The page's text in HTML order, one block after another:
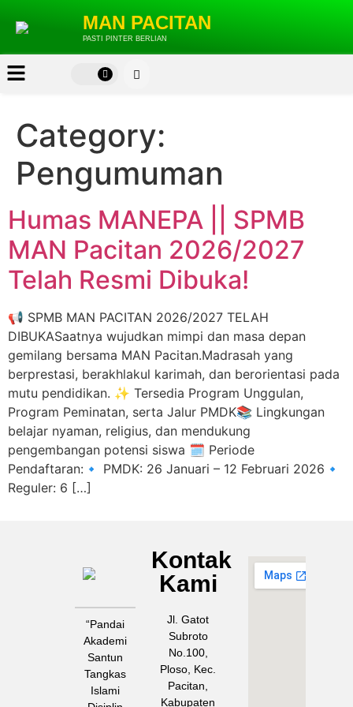
MAN PACITAN
PASTI PINTER BERLIAN
Category:
Pengumuman
Humas MANEPA || SPMB
MAN Pacitan 2026/2027
Telah Resmi Dibuka!
📢 SPMB MAN PACITAN 2026/2027 TELAH
DIBUKASaatnya wujudkan mimpi dan masa depan
gemilang bersama MAN Pacitan.Madrasah yang
berprestasi, berakhlakul karimah, dan berorientasi pada
mutu pendidikan. ✨ Tersedia Program Unggulan,
Program Peminatan, serta Jalur PMDK📚 Lingkungan
belajar nyaman, religius, dan mendukung
pengembangan potensi siswa 🗓 Periode
Pendaftaran:🔹 PMDK: 26 Januari – 12 Februari 2026🔹
Reguler: 6 […]
MAN
PACITAN
“Pandai
Akademi
Santun
Tangkas
Islami
Kontak
Kami
Jl. Gatot
Subroto
No.100,
Ploso, Kec.
Pacitan,
Kabupaten